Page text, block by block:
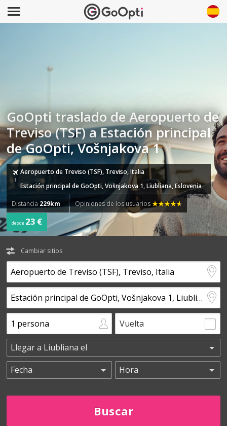
GoOpti traslado de Aeropuerto de
Treviso (TSF) a Estación principal
de GoOpti, Vošnjakova 1
Aeropuerto de Treviso (TSF), Treviso, Italia
Estación principal de GoOpti, Vošnjakova 1, Liubliana, Eslovenia
Distancia 229km Opiniones de los usuarios
desde 23 €
Cambiar sitios
Vuelta